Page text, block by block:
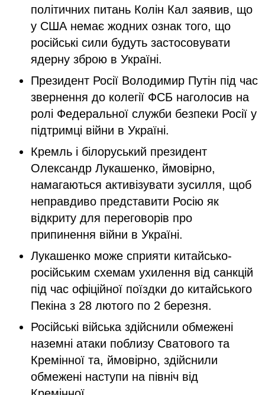
політичних питань Колін Кал заявив, що
у США немає жодних ознак того, що
російські сили будуть застосовувати
ядерну зброю в Україні.
Президент Росії Володимир Путін під час
звернення до колегії ФСБ наголосив на
ролі Федеральної служби безпеки Росії у
підтримці війни в Україні.
Кремль і білоруський президент
Олександр Лукашенко, ймовірно,
намагаються активізувати зусилля, щоб
неправдиво представити Росію як
відкриту для переговорів про
припинення війни в Україні.
Лукашенко може сприяти китайсько-
російським схемам ухилення від санкцій
під час офіційної поїздки до китайського
Пекіна з 28 лютого по 2 березня.
Російські війська здійснили обмежені
наземні атаки поблизу Сватового та
Кремінної та, ймовірно, здійснили
обмежені наступи на північ від